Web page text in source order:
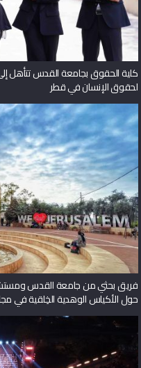
كلية الحقوق بجامعة القدس تتأهل
لحقوق الإنسان في قطر
فريق بحثي من جامعة القدس
حول الأكياس الوهدية الخِلقية في